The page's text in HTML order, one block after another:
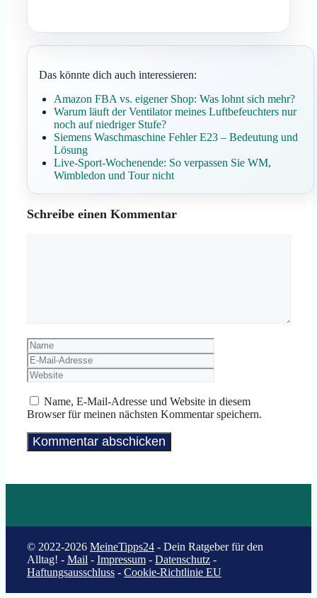
Das könnte dich auch interessieren:
Amazon FBA vs. eigener Shop: Was lohnt sich mehr?
Warum läuft der Ventilator meines Luftbefeuchters nur
noch auf niedriger Stufe?
Siemens Waschmaschine Fehler E23 – Bedeutung und
Lösung
Live-Sport-Wochenende: So verpassen Sie WM,
Wimbledon und Tour nicht
Schreibe einen Kommentar
Name
Mail-
Adresse
Name, E-Mail-Adresse und Website in diesem
Browser für meinen nächsten Kommentar speichern.
© 2022-2026 MeineTipps24 - Dein Ratgeber für den
Alltag! - Mail - Impressum - Datenschutz -
Haftungsausschluss - Cookie-Richtlinie EU